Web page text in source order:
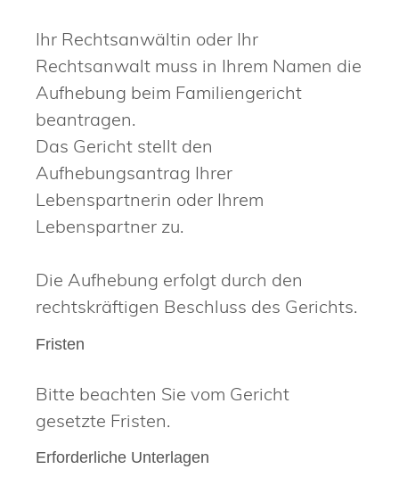
Ihr Rechtsanwältin oder Ihr
Rechtsanwalt muss in Ihrem Namen die
Aufhebung beim Familiengericht
beantragen.
Das Gericht stellt den
Aufhebungsantrag Ihrer
Lebenspartnerin oder Ihrem
Lebenspartner zu.
Die Aufhebung erfolgt durch den
rechtskräftigen Beschluss des Gerichts.
Fristen
Bitte beachten Sie vom Gericht
gesetzte Fristen.
Erforderliche Unterlagen